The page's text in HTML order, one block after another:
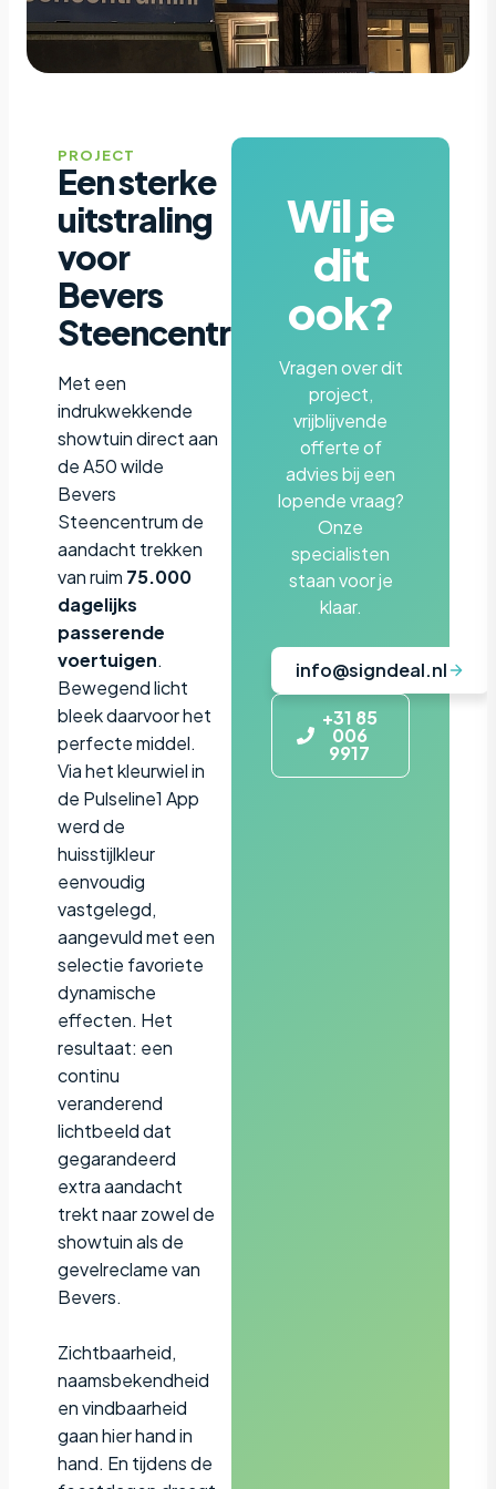
PROJECT
Een sterke
uitstraling
voor
Bevers
Steencentrum
Met een
indrukwekkende
showtuin direct aan
de A50 wilde
Bevers
Steencentrum de
aandacht trekken
van ruim 75.000
dagelijks
passerende
voertuigen.
Bewegend licht
bleek daarvoor het
perfecte middel.
Via het kleurwiel in
de Pulseline1 App
werd de
huisstijlkleur
eenvoudig
vastgelegd,
aangevuld met een
selectie favoriete
dynamische
effecten. Het
resultaat: een
continu
veranderend
lichtbeeld dat
gegarandeerd
extra aandacht
trekt naar zowel de
showtuin als de
gevelreclame van
Bevers.
Zichtbaarheid,
naamsbekendheid
en vindbaarheid
gaan hier hand in
hand. En tijdens de
Wil je
dit
ook?
Vragen over dit
project,
vrijblijvende
offerte of
advies bij een
lopende vraag?
Onze
specialisten
staan voor je
klaar.
info@signdeal.nl
+31 85
006
9917